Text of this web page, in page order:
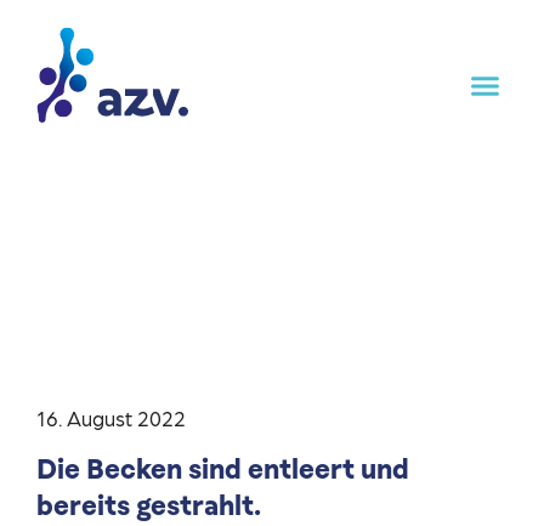
16. August 2022
Die Becken sind entleert und
bereits gestrahlt.